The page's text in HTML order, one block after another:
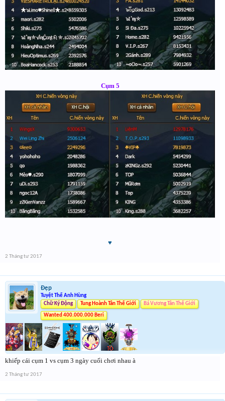
Cụm 5
♥
2 Tháng tư 2017
Đẹp
Tuyệt Thế Anh Hùng
Chữ Ký Động
Tung Hoành Tân Thế Giới Bá Vương Tân Thế Giới
Wanted 400.000.000 Beri
khiếp cái cụm 1 vs cụm 3 ngày cuối chơi nhau à
2 Tháng tư 2017